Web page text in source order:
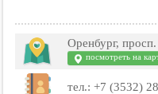
Оренбург,
посмотреть на
тел.: +7 (3532)